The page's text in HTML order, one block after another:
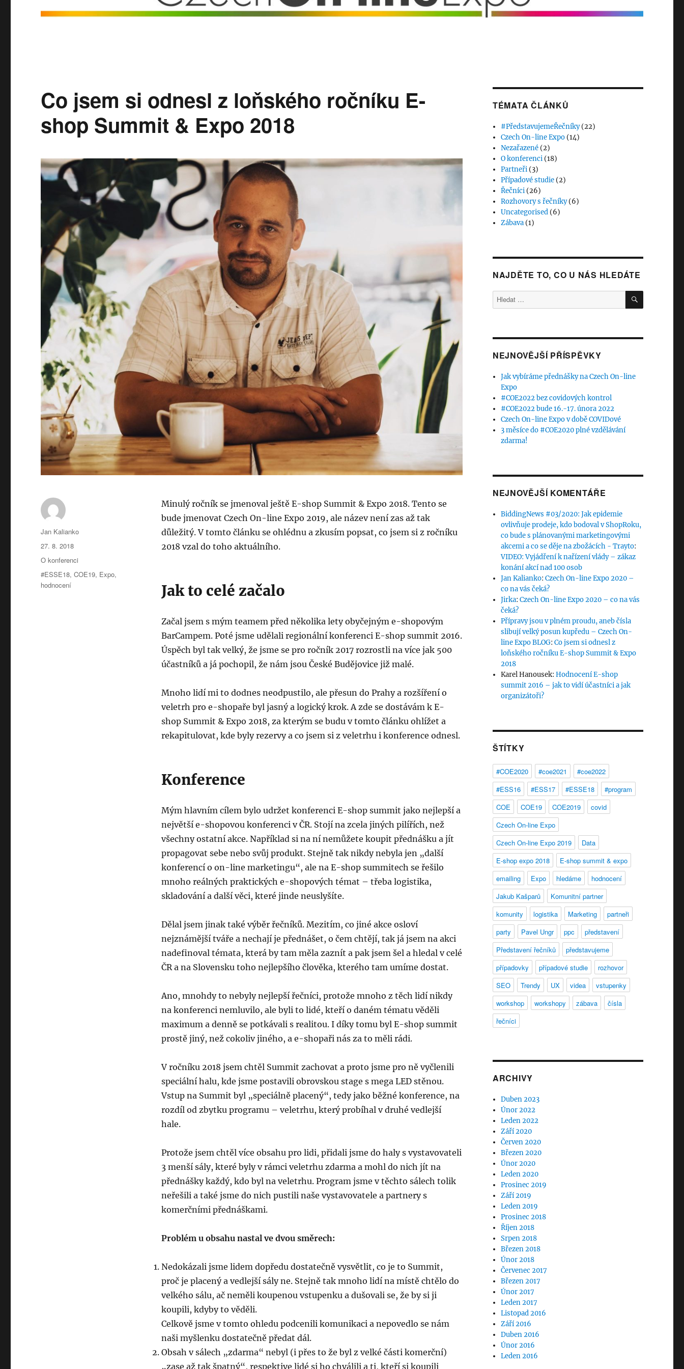
Co jsem si odnesl z loňského ročníku E-
shop Summit & Expo 2018
Minulý ročník se jmenoval ještě E-shop Summit & Expo 2018. Tento se
bude jmenovat Czech On-line Expo 2019, ale název není zas až tak
důležitý. V tomto článku se ohlédnu a zkusím popsat, co jsem si z ročníku
2018 vzal do toho aktuálního.
Jak to celé začalo
Začal jsem s mým teamem před několika lety obyčejným e-shopovým
BarCampem. Poté jsme udělali regionální konferenci E-shop summit 2016.
Úspěch byl tak velký, že jsme se pro ročník 2017 rozrostli na více jak 500
účastníků a já pochopil, že nám jsou České Budějovice již malé.
Mnoho lidí mi to dodnes neodpustilo, ale přesun do Prahy a rozšíření o
veletrh pro e-shopaře byl jasný a logický krok. A zde se dostávám k E-
shop Summit & Expo 2018, za kterým se budu v tomto článku ohlížet a
rekapitulovat, kde byly rezervy a co jsem si z veletrhu i konference odnesl.
Konference
Mým hlavním cílem bylo udržet konferenci E-shop summit jako nejlepší a
největší e-shopovou konferenci v ČR. Stojí na zcela jiných pilířích, než
všechny ostatní akce. Například si na ní nemůžete koupit přednášku a jít
propagovat sebe nebo svůj produkt. Stejně tak nikdy nebyla jen „další
konferencí o on-line marketingu“, ale na E-shop summitech se řešilo
mnoho reálných praktických e-shopových témat – třeba logistika,
skladování a další věci, které jinde neuslyšíte.
Dělal jsem jinak také výběr řečníků. Mezitím, co jiné akce osloví
nejznámější tváře a nechají je přednášet, o čem chtějí, tak já jsem na akci
nadefinoval témata, která by tam měla zaznít a pak jsem šel a hledal v celé
ČR a na Slovensku toho nejlepšího člověka, kterého tam umíme dostat.
Ano, mnohdy to nebyly nejlepší řečníci, protože mnoho z těch lidí nikdy
na konferenci nemluvilo, ale byli to lidé, kteří o daném tématu věděli
maximum a denně se potkávali s realitou. I díky tomu byl E-shop summit
prostě jiný, než cokoliv jiného, a e-shopaři nás za to měli rádi.
V ročníku 2018 jsem chtěl Summit zachovat a proto jsme pro ně vyčlenili
speciální halu, kde jsme postavili obrovskou stage s mega LED stěnou.
Vstup na Summit byl „speciálně placený“, tedy jako běžné konference, na
rozdíl od zbytku programu – veletrhu, který probíhal v druhé vedlejší
hale.
Protože jsem chtěl více obsahu pro lidi, přidali jsme do haly s vystavovateli
3 menší sály, které byly v rámci veletrhu zdarma a mohl do nich jít na
přednášky každý, kdo byl na veletrhu. Program jsme v těchto sálech tolik
neřešili a také jsme do nich pustili naše vystavovatele a partnery s
komerčními přednáškami.
Problém u obsahu nastal ve dvou směrech:
Nedokázali jsme lidem dopředu dostatečně vysvětlit, co je to Summit,
proč je placený a vedlejší sály ne. Stejně tak mnoho lidí na místě chtělo do
velkého sálu, ač neměli koupenou vstupenku a dušovali se, že by si ji
koupili, kdyby to věděli.
Celkově jsme v tomto ohledu podcenili komunikaci a nepovedlo se nám
naši myšlenku dostatečně předat dál.
Obsah v sálech „zdarma“ nebyl (i přes to že byl z velké části komerční)
„zase až tak špatný“, respektive lidé si ho chválili a ti, kteří si koupili
Autor:
Jan Kalianko
Publikováno:
27. 8. 2018
Rubriky:
O konferenci
Štítky:
#ESSE18,COE19, Expo,
hodnocení
TÉMATA ČLÁNKŮ
#PředstavujemeŘečníky(22)
Czech On-line Expo (14)
Nezařazené (2)
O konferenci (18)
Partneři (3)
Případové studie (2)
Řečníci (26)
Rozhovory s řečníky(6)
Uncategorised (6)
Zábava (1)
NAJDĚTE TO, CO U NÁS HLEDÁTE
Hledat: HLEDÁNÍ
NEJNOVĚJŠÍ PŘÍSPĚVKY
Jak vybíráme přednášky na Czech On-line
Expo
#COE2022 bez covidových kontrol
#COE2022 bude 16.-17. února 2022
Czech On-line Expo v době COVIDové
3 měsíce do #COE2020 plné vzdělávání
zdarma!
NEJNOVĚJŠÍ KOMENTÁŘE
BiddingNews #03/2020: Jak epidemie
ovlivňuje prodeje, kdo bodoval v ShopRoku,
co bude s plánovanými marketingovými
akcemi a co se děje na zbožácích - Trayto:
VIDEO: Vyjádření k nařízení vlády – zákaz
konání akcí nad 100 osob
Jan Kalianko:Czech On-line Expo 2020 –
co na vás čeká?
Jirka:Czech On-line Expo 2020 – co na vás
čeká?
Přípravy jsou v plném proudu, aneb čísla
slibují velký posun kupředu – Czech On-
line Expo BLOG:Co jsem si odnesl z
loňského ročníku E-shop Summit & Expo
2018
Karel Hanousek:Hodnocení E-shop
summit 2016 – jak to vidí účastníci a jak
organizátoři?
ŠTÍTKY
#COE2020 #coe2021
#coe2022
#ESS16
#ESS17 #ESSE18
#program
COE
COE19 COE2019
covid
Czech On-line Expo
Czech On-line Expo 2019
Data
E-shop expo 2018
E-shop summit & expo
emailing
Expo hledáme
hodnocení
Jakub Kašparů
Komunitní partner
komunity
logistika Marketing
partneři
party
Pavel Ungr ppc
představení
Představení řečníků
představujeme
případovky
případové studie
rozhovor
SEO
Trendy UX videa
vstupenky
workshop
workshopy zábava
čísla
řečníci
ARCHIVY
Duben 2023
Únor 2022
Leden 2022
Září 2020
Červen 2020
Březen 2020
Únor 2020
Leden 2020
Prosinec 2019
Září 2019
Leden 2019
Prosinec 2018
Říjen 2018
Srpen 2018
Březen 2018
Únor 2018
Červenec 2017
Březen 2017
Únor 2017
Leden 2017
Listopad 2016
Září 2016
Duben 2016
Únor 2016
Leden 2016